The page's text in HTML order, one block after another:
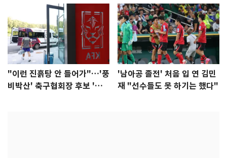
"이런 진흙탕 안 들어가"…'풍
비박산' 축구협회장 후보 '실
'남아공 졸전' 처음 입 연 김민
재 "선수들도 못 하기는 했다"